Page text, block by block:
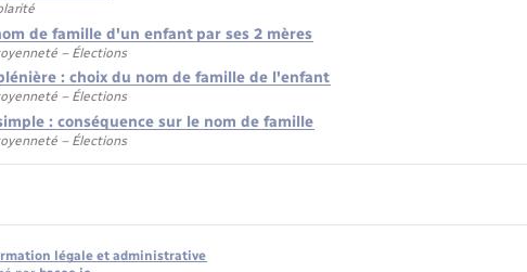
de famille d'un enfant par ses 2 mères
– Élections
: choix du nom de famille de l'enfant
– Élections
: conséquence sur le nom de famille
– Élections
légale et administrative